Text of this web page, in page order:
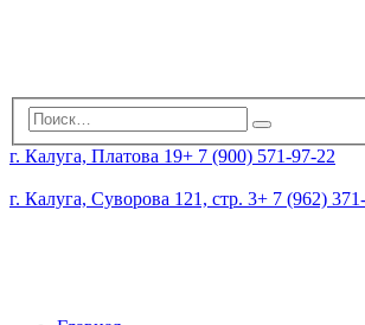
г. Калуга, Платова 19+ 7 (900) 571-97-22
г. Калуга, Суворова 121, стр. 3+ 7 (962)